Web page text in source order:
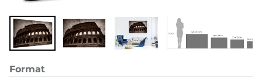
Format